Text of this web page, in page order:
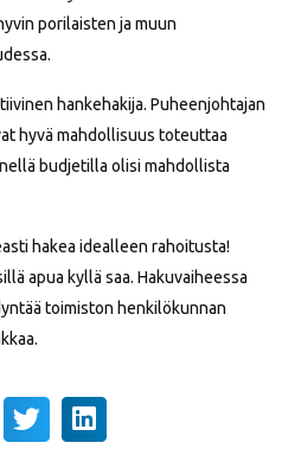
porilaisten ja muun
hankehakija. Puheenjohtajan
hyvä mahdollisuus toteuttaa
budjetilla olisi mahdollista
hakea idealleen rahoitusta!
apua kyllä saa. Hakuvaiheessa
toimiston henkilökunnan